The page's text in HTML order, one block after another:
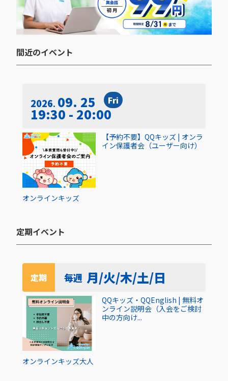
間近のイベント​
2026 09. 25 Fri
19:30 - 20:00
オンラインキッズ
【予約不要】QQキッズ | オンラ
イン保護者会（ユーザー向け）
定期イベント​
定期 毎週 月/火/木/土/日
オンラインキッズ大人
QQキッズ・QQEnglish | 無料オ
ンライン説明会（入会をご検討
中の方向け...